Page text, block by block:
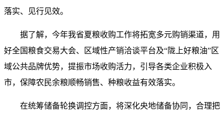
落实、见行见效。
据了解，今年我省夏粮收购工作将拓宽多元购销渠道，用
好全国粮食交易大会、区域性产销洽谈平台及“陇上好粮油”区
域公共品牌优势，提振市场收购活力，引导各类企业积极入
市，保障农民余粮顺畅销售、种粮收益有效落实。
在统筹储备轮换调控方面，将深化央地储备协同，合理把